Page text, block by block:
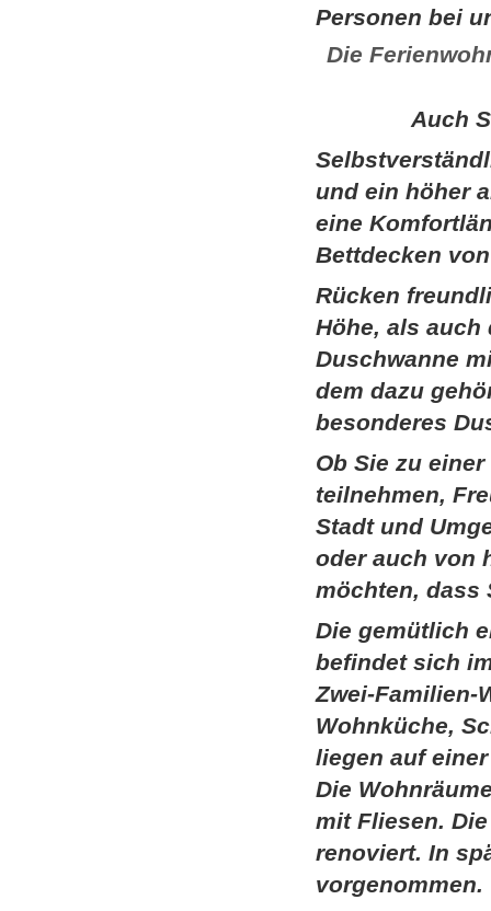
Personen bei
Die
Auch
und ein höher
eine
Bettdecken
Rücken
Höhe, als auch
Duschwanne
dem dazu
besonderes
Ob Sie zu
teilnehmen,
Stadt und
oder auch von
möchten, dass
Die gemütlich
befindet sich
Zwei-Familien-
Wohnküche,
liegen auf
Die
mit Fliesen.
renoviert. In
vorgenommen.